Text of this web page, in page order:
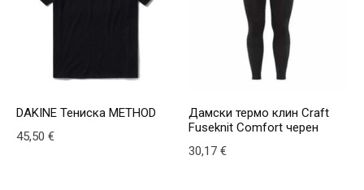
DAKINE Тениска METHOD
45,50 €
This product has multiple variants. The options may
Дамски термо клин Craft
Fuseknit Comfort черен
30,17€